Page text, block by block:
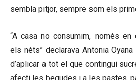
sembla pitjor, sempre som els
“A casa no consumim, només en
els néts” declarava Antonia Oyana
d’aplicar a tot el que contingui